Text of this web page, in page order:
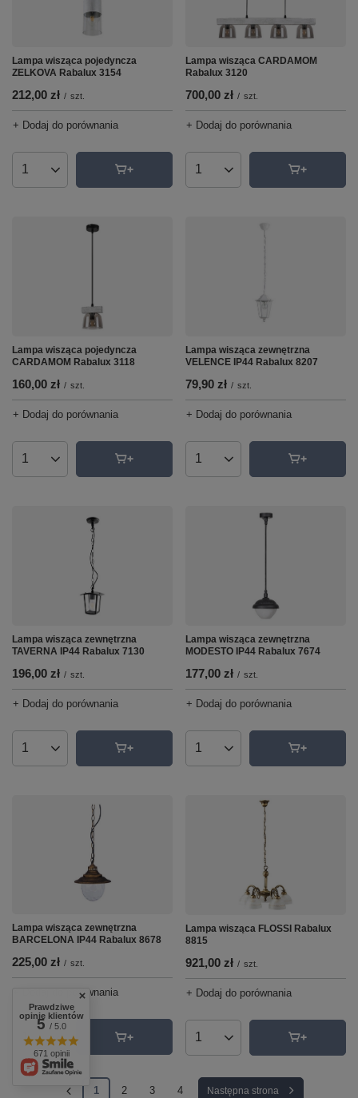
Lampa wisząca pojedyncza
ZELKOVA Rabalux 3154
212,00 zł / szt.
+ Dodaj do porównania
Ilość produktów
Lampa wisząca CARDAMOM
Rabalux 3120
700,00 zł / szt.
+ Dodaj do porównania
Ilość produktów
Lampa wisząca pojedyncza
CARDAMOM Rabalux 3118
160,00 zł / szt.
+ Dodaj do porównania
Ilość produktów
Lampa wisząca zewnętrzna
VELENCE IP44 Rabalux 8207
79,90 zł / szt.
+ Dodaj do porównania
Ilość produktów
Lampa wisząca zewnętrzna
TAVERNA IP44 Rabalux 7130
196,00 zł / szt.
+ Dodaj do porównania
Ilość produktów
Lampa wisząca zewnętrzna
MODESTO IP44 Rabalux 7674
177,00 zł / szt.
+ Dodaj do porównania
Ilość produktów
Lampa wisząca zewnętrzna
BARCELONA IP44 Rabalux 8678
225,00 zł / szt.
+ Dodaj do porównania
Ilość produktów
Lampa wisząca FLOSSI Rabalux
8815
921,00 zł / szt.
+ Dodaj do porównania
Ilość produktów
1 2 3 4 Następna strona
Prawdziwe
opinie klientów
5/ 5.0
671 opinii